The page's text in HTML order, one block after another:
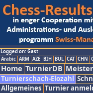
Logged on: Gast
Arabic ARM AZE BIH BUL CAT CHN
Home TurnierDB
Turnierschach-Elozahl
Allgemeines Turnier